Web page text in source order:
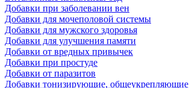
Добавки при заболевании вен
Добавки для мочеполовой системы
Добавки для мужского здоровья
Добавки для улучшения памяти
Добавки от вредных привычек
Добавки при простуде
Добавки от паразитов
Добавки тонизирующие, общеукрепляющие